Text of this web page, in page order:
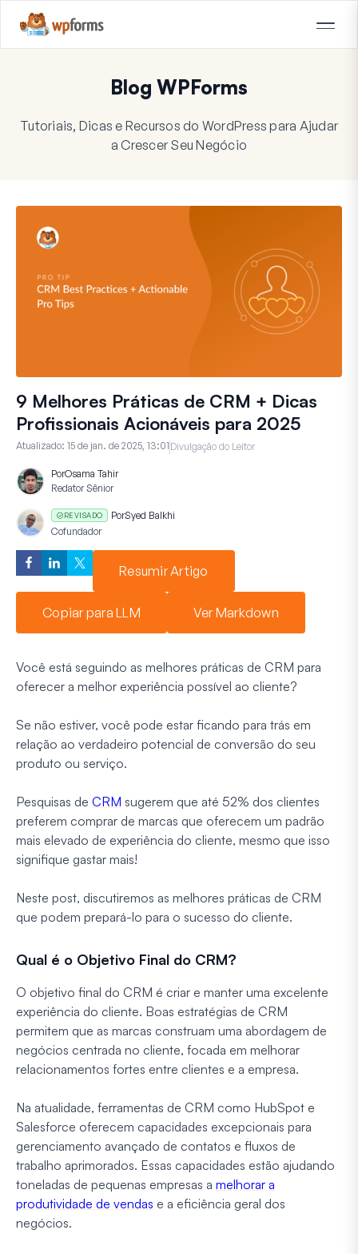
Blog WPForms
Tutoriais, Dicas e Recursos do WordPress para Ajudar
a Crescer Seu Negócio
9 Melhores Práticas de CRM + Dicas
Profissionais Acionáveis para 2025
Atualizado: 15 de jan. de 2025, 13:01 Divulgação do Leitor
PorOsama Tahir
Redator Sênior
REVISADO PorSyed Balkhi
Cofundador
Resumir Artigo
Copiar para LLM Ver Markdown
Você está seguindo as melhores práticas de CRM para
oferecer a melhor experiência possível ao cliente?
Se não estiver, você pode estar ficando para trás em
relação ao verdadeiro potencial de conversão do seu
produto ou serviço.
Pesquisas de CRM sugerem que até 52% dos clientes
preferem comprar de marcas que oferecem um padrão
mais elevado de experiência do cliente, mesmo que isso
signifique gastar mais!
Neste post, discutiremos as melhores práticas de CRM
que podem prepará-lo para o sucesso do cliente.
Qual é o Objetivo Final do CRM?
O objetivo final do CRM é criar e manter uma excelente
experiência do cliente. Boas estratégias de CRM
permitem que as marcas construam uma abordagem de
negócios centrada no cliente, focada em melhorar
relacionamentos fortes entre clientes e a empresa.
Na atualidade, ferramentas de CRM como HubSpot e
Salesforce oferecem capacidades excepcionais para
gerenciamento avançado de contatos e fluxos de
trabalho aprimorados. Essas capacidades estão ajudando
toneladas de pequenas empresas a melhorar a
produtividade de vendas e a eficiência geral dos
negócios.